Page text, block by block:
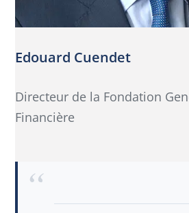
Edouard Cuendet
Directeur de la Fondation
Financière